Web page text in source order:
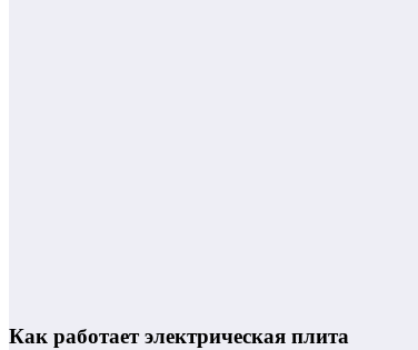
Как работает электрическая плита